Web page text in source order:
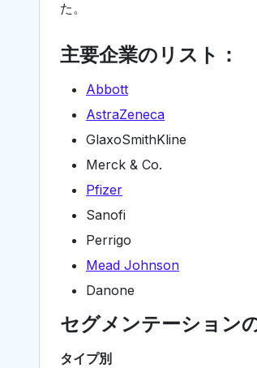
た。
主要企業のリスト：
Abbott
AstraZeneca
GlaxoSmithKline
Merck & Co.
Pfizer
Sanofi
Perrigo
Mead Johnson
Danone
セグメンテーション
タイプ別